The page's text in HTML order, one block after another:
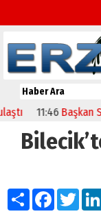
11:46 Başkan
Paylaş